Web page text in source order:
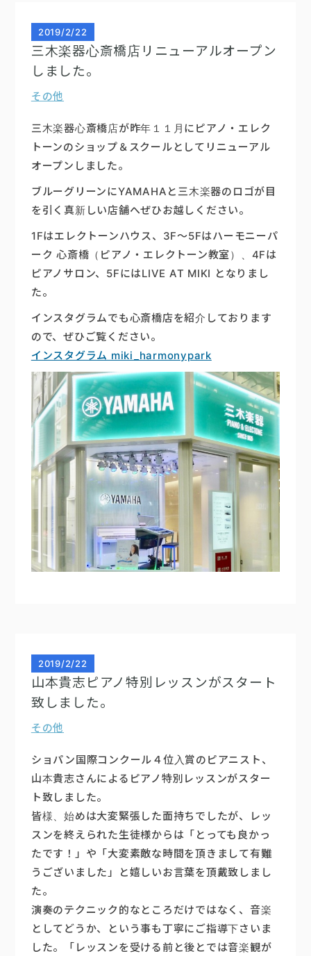
2019/2/22
三木楽器心斎橋店リニューアルオープン
しました。
その他
三木楽器心斎橋店が昨年１１月にピアノ・エレク
トーンのショップ＆スクールとしてリニューアル
オープンしました。
ブルーグリーンにYAMAHAと三木楽器のロゴが目
を引く真新しい店舗へぜひお越しください。
1Fはエレクトーンハウス、3F～5Fはハーモニーパ
ーク 心斎橋（ピアノ・エレクトーン教室）、4Fは
ピアノサロン、5FにはLIVE AT MIKI となりまし
た。
インスタグラムでも心斎橋店を紹介しております
ので、ぜひご覧ください。
インスタグラム miki_harmonypark
2019/2/22
山本貴志ピアノ特別レッスンがスタート
致しました。
その他
ショパン国際コンクール４位入賞のピアニスト、
山本貴志さんによるピアノ特別レッスンがスター
ト致しました。
皆様、始めは大変緊張した面持ちでしたが、レッ
スンを終えられた生徒様からは「とっても良かっ
たです！」や「大変素敵な時間を頂きまして有難
うございました」と嬉しいお言葉を頂戴致しまし
た。
演奏のテクニック的なところだけではなく、音楽
としてどうか、という事も丁寧にご指導下さいま
した。「レッスンを受ける前と後とでは音楽観が